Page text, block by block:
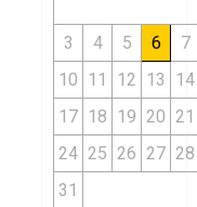
3 4 5 6
7
10 11 12 13
14
17 18 19 20 21
24 25 26 27 28
31